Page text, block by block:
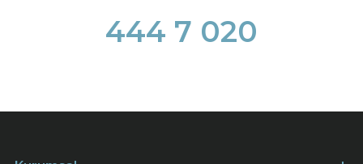
444 7 020